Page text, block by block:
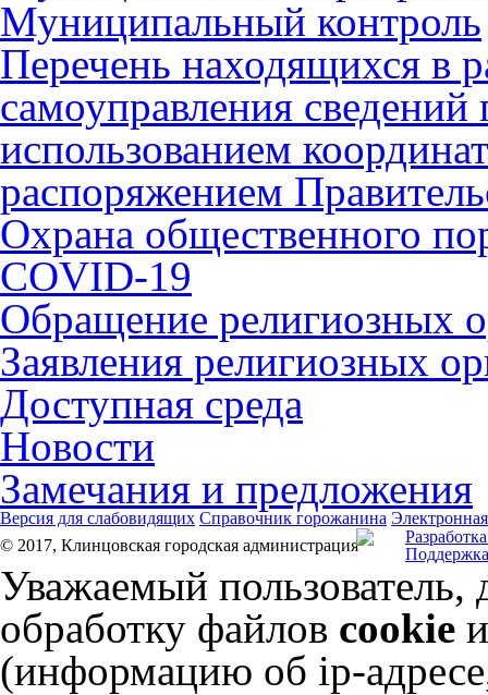
Муниципальный контроль
Перечень находящихся в
самоуправления
использованием
распоряжением
Охрана общественного
COVID-19
Обращение религиозных
Заявления религиозных
Доступная среда
Новости
Замечания и предложения
Версия для слабовидящих Справочник горожанина
© 2017, Клинцовская городская администрация
Уважаемый пользователь,
обработку файлов cookie
(информацию об ip-адресе